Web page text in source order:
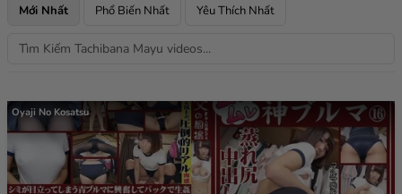
Mới Nhất Phổ Biến Nhất Yêu Thích Nhất
Oyaji No Kosatsu